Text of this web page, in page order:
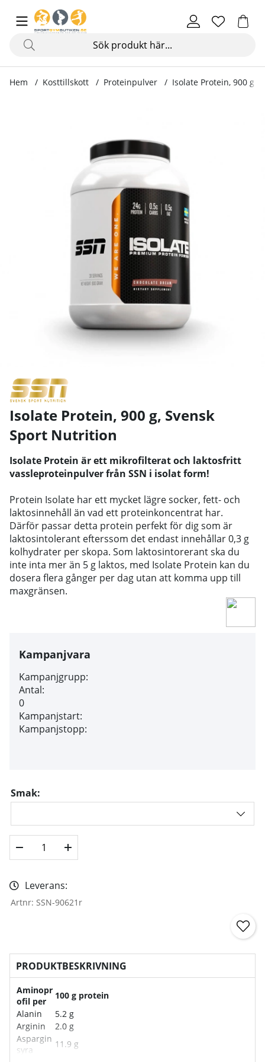
Hem Kosttillskott Proteinpulver Isolate Protein, 900 g
Isolate Protein, 900 g, Svensk
Sport Nutrition
Isolate Protein är ett mikrofilterat och laktosfritt
vassleproteinpulver från SSN i isolat form!
Protein Isolate har ett mycket lägre socker, fett- och
laktosinnehåll än vad ett proteinkoncentrat har.
Därför passar detta protein perfekt för dig som är
laktosintolerant efterssom det endast innehållar 0,3 g
kolhydrater per skopa. Som laktosintorerant ska du
inte inta mer än 5 g laktos, med Isolate Protein kan du
dosera flera gånger per dag utan att komma upp till
maxgränsen.
Kampanjvara
Kampanjgrupp:
Antal:
0
Kampanjstart:
Kampanjstopp:
Smak:
Leverans:
Artnr: SSN-90621r
PRODUKTBESKRIVNING
Aminopr
ofil per
100 g protein
Alanin
5.2 g
Arginin
2.0 g
Aspargin
syra
11.9 g